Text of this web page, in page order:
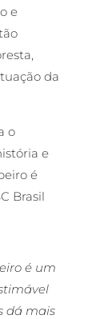
e
da
o
e
é
Brasil
é um
dá mais